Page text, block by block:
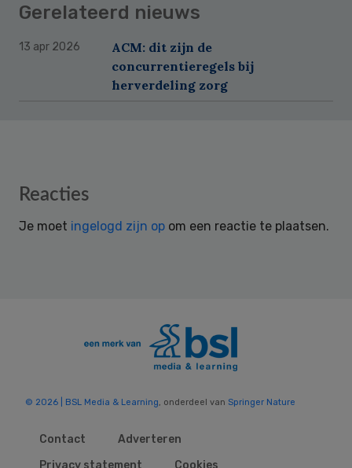
Gerelateerd nieuws
13 apr 2026
ACM: dit zijn de
concurrentieregels bij
herverdeling zorg
Reader
Reacties
Je moet ingelogd zijn op om een reactie te plaatsen.
© 2026 | BSL Media & Learning , onderdeel van Springer Nature
Contact
Adverteren
Privacy statement
Cookies